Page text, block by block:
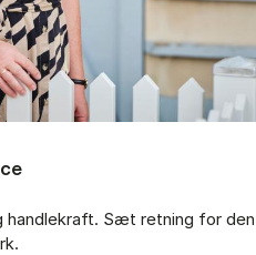
handlekraft. Sæt retning for den